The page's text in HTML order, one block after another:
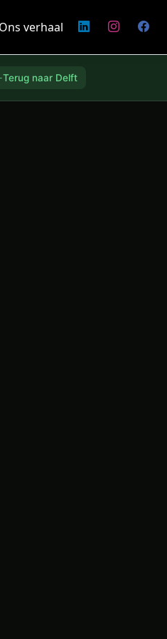
Ons verhaal
Terug naar Delft